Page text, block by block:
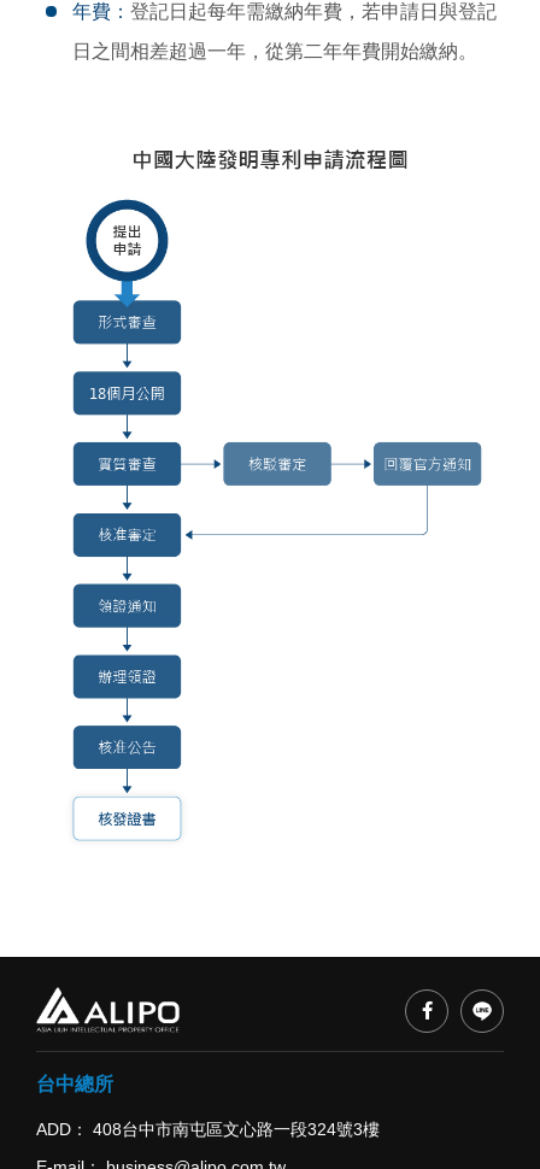
年費： 登記日起每年需繳納年費，若申請日與登記
日之間相差超過一年，從第二年年費開始繳納。
台中總所
ADD
408台中市南屯區文心路一段324號3樓